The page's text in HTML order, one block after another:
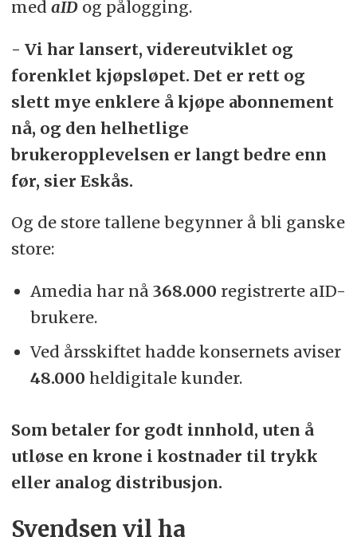
med aIDog pålogging.
- Vi har lansert, videreutviklet og
forenklet kjøpsløpet. Det er rett og
slett mye enklere å kjøpe abonnement
nå, og den helhetlige
brukeropplevelsen er langt bedre enn
før, sier Eskås.
Og de store tallene begynner å bli ganske
store:
Amedia har nå 368.000 registrerte aID-
brukere.
Ved årsskiftet hadde konsernets aviser
48.000 heldigitale kunder.
Som betaler for godt innhold, uten å
utløse en krone i kostnader til trykk
eller analog distribusjon.
Svendsen vil ha